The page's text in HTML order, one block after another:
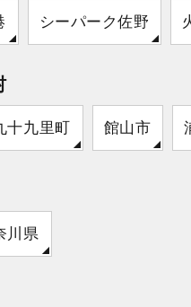
シーパーク佐野
十九里町 館山市
川県